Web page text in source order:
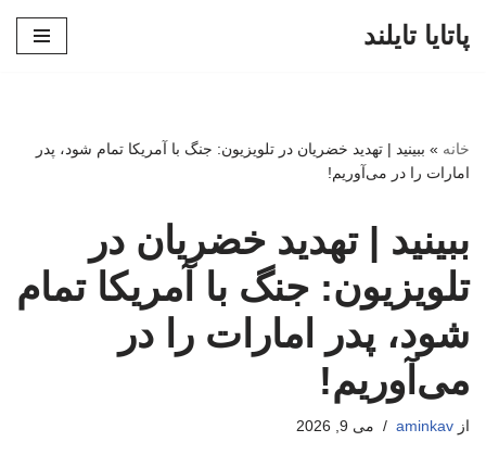
پاتایا تایلند
خانه » ببینید | تهدید خضریان در تلویزیون: جنگ با آمریکا تمام شود، پدر
امارات را در می‌آوریم!
ببینید | تهدید خضریان در
تلویزیون: جنگ با آمریکا تمام
شود، پدر امارات را در
می‌آوریم!
از aminkav می 9, 2026